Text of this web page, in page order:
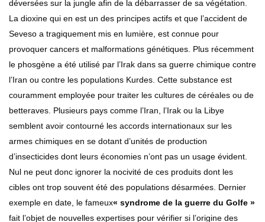
déversées sur la jungle afin de la débarrasser de sa végétation.
La dioxine qui en est un des principes actifs et que l’accident de
Seveso a tragiquement mis en lumière, est connue pour
provoquer cancers et malformations génétiques. Plus récemment
le phosgène a été utilisé par l’Irak dans sa guerre chimique contre
l’Iran ou contre les populations Kurdes. Cette substance est
couramment employée pour traiter les cultures de céréales ou de
betteraves. Plusieurs pays comme l’Iran, l’Irak ou la Libye
semblent avoir contourné les accords internationaux sur les
armes chimiques en se dotant d’unités de production
d’insecticides dont leurs économies n’ont pas un usage évident.
Nul ne peut donc ignorer la nocivité de ces produits dont les
cibles ont trop souvent été des populations désarmées. Dernier
exemple en date, le fameux« syndrome de la guerre du Golfe »
fait l’objet de nouvelles expertises pour vérifier si l’origine des